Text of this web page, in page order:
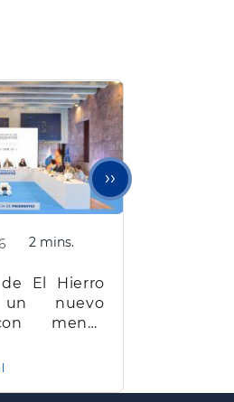
2 mins.
El Hierro
un nuevo
menos
Siguiente
página
››